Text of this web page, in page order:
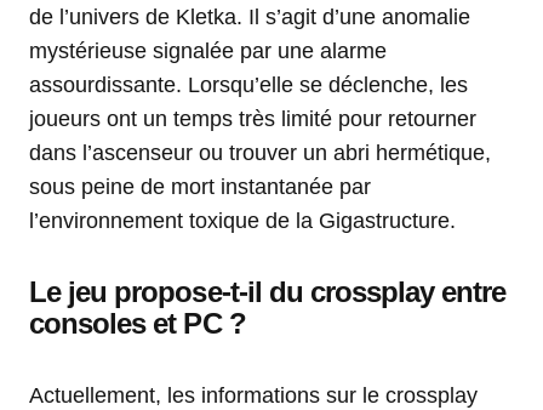
de l’univers de Kletka. Il s’agit d’une anomalie
mystérieuse signalée par une alarme
assourdissante. Lorsqu’elle se déclenche, les
joueurs ont un temps très limité pour retourner
dans l’ascenseur ou trouver un abri hermétique,
sous peine de mort instantanée par
l’environnement toxique de la Gigastructure.
Le jeu propose-t-il du crossplay entre
consoles et PC ?
Actuellement, les informations sur le crossplay